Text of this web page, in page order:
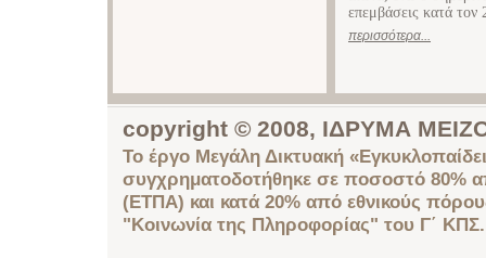
επεμβάσεις κατά
περισσότερα...
copyright © 2008, ΙΔΡΥΜΑ
Το έργο Μεγάλη Δικτυακή
συγχρηματοδοτήθηκε σε ποσοστό 80%
(ΕΤΠΑ) και κατά 20% από εθνικούς
"Κοινωνία της Πληροφορίας" του Γ΄ ΚΠΣ.